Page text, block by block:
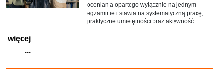
oceniania opartego wyłącznie na jednym
egzaminie i stawia na systematyczną pracę,
praktyczne umiejętności oraz aktywność
więcej
...